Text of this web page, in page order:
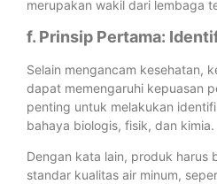
merupakan wakil dari lembaga
f. Prinsip Pertama:
Selain mengancam kesehatan,
dapat memengaruhi kepuasan
penting untuk melakukan
bahaya biologis, fisik, dan kimia.
Dengan kata lain, produk harus
standar kualitas air minum,